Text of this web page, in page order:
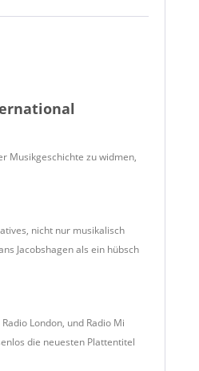
Musikgeschichte zu widmen,
nicht nur musikalisch
Jacobshagen als ein hübsch
London, und Radio Mi
die neuesten Plattentitel